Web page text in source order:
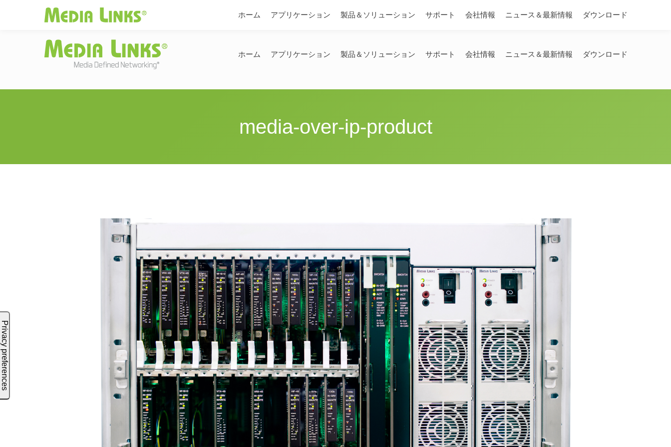
Media LinksJAPAN | Change
ホーム アプリケーション 製品＆ソリューション サポート 会社情報 ニュース＆最新情報 ダウンロード
media-over-ip-product
ホーム アプリケーション 製品＆ソリューション サポート 会社情報 ニュース＆最新情報 ダウンロード